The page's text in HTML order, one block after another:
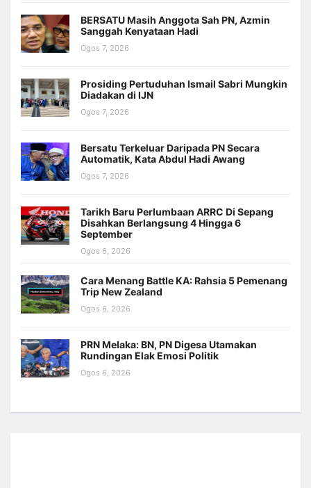
BERSATU Masih Anggota Sah PN, Azmin
Sanggah Kenyataan Hadi
Ogos 7, 2026
Prosiding Pertuduhan Ismail Sabri Mungkin
Diadakan di IJN
Ogos 7, 2026
Bersatu Terkeluar Daripada PN Secara
Automatik, Kata Abdul Hadi Awang
Ogos 7, 2026
Tarikh Baru Perlumbaan ARRC Di Sepang
Disahkan Berlangsung 4 Hingga 6
September
Ogos 6, 2026
Cara Menang Battle KA: Rahsia 5 Pemenang
Trip New Zealand
Ogos 6, 2026
PRN Melaka: BN, PN Digesa Utamakan
Rundingan Elak Emosi Politik
Ogos 6, 2026